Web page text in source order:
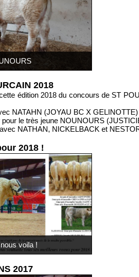
2018
édition 2018 du concours de ST
NATAHN (JOYAU BC X
le très jeune NOUNOURS
NATHAN, NICKELBACK et
2018 !
voila !
2017